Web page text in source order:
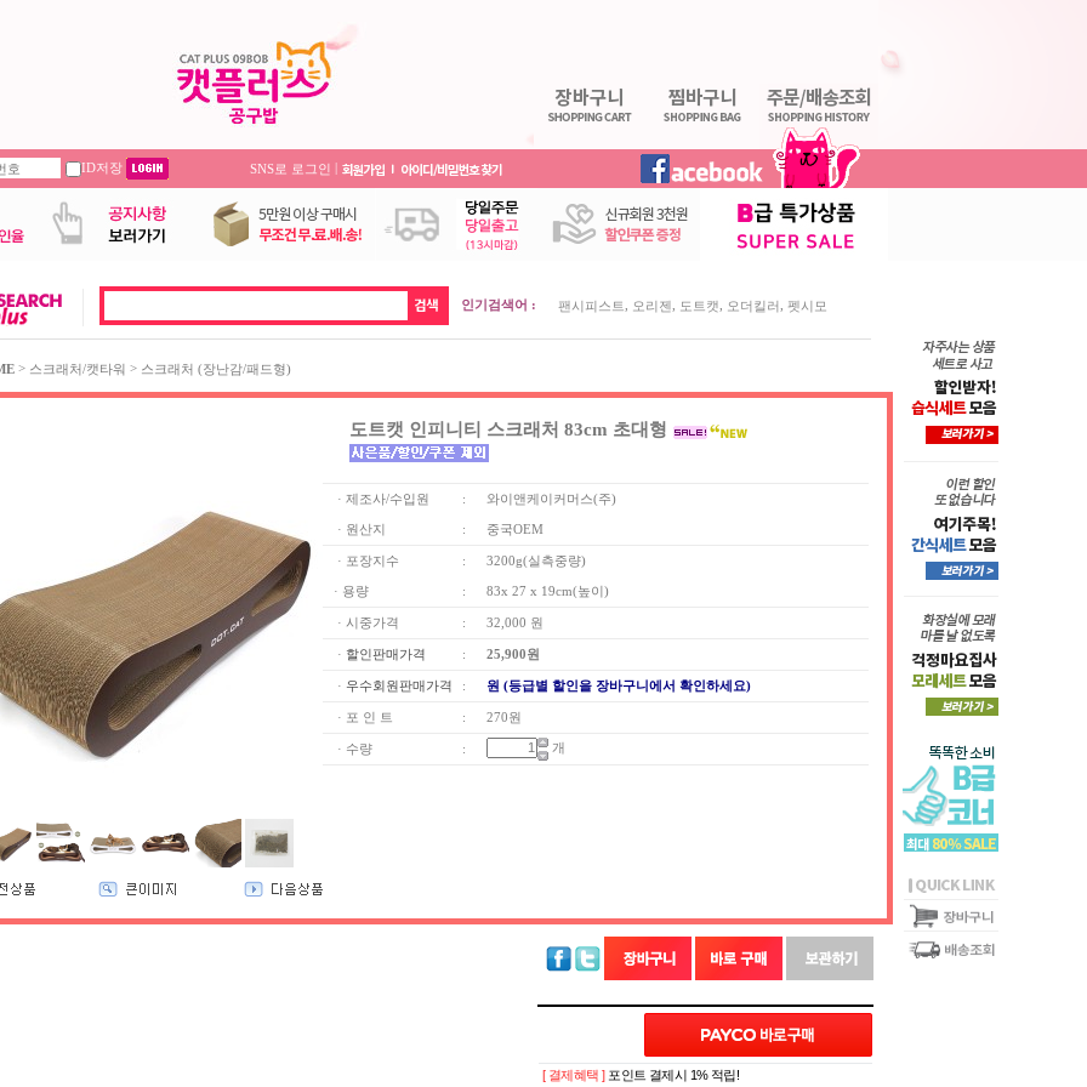
ID저장 SNS로 로그인 |
인기검색어 : 팬시피스트 오리젠 도트캣 오더킬러 펫시모
> 스크래처/캣타워 > 스크래처 (장난감/패드형)
도트캣 인피니티 스크래처 83cm 초대형
· 제조사/수입원 : 와이앤케이커머스(주)
· 원산지 : 중국OEM
· 포장지수 : 3200g(실측중량)
· 용량 : 83x 27 x 19cm(높이)
· 시중가격 : 32,000 원
· 할인판매가격 : 25,900원
· 우수회원판매가격 : 원 (등급별 할인을 장바구니에서 확인하세요)
· 포 인 트 : 270원
· 수량 : 개
[ 결제혜택 ] 포인트 결제시 1% 적립!